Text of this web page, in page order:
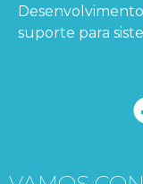
suporte para